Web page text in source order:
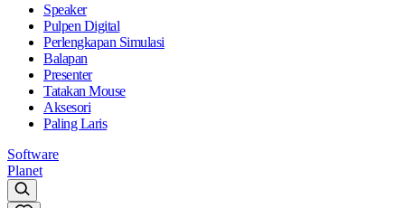
Speaker
Pulpen Digital
Perlengkapan Simulasi
Balapan
Presenter
Tatakan Mouse
Aksesori
Paling Laris
Software
Planet